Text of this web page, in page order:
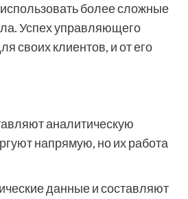
более сложные
Успех управляющего
своих клиентов, и от его
аналитическую
напрямую, но их работа
данные и составляют